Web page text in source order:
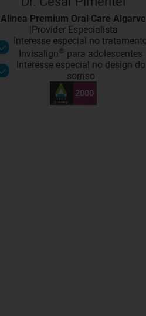
Alinea Premium Oral Care Algarve
|Provider Especialista
Interesse especial no
Invisalign® para adolescentes
Interesse especial no design do
sorriso